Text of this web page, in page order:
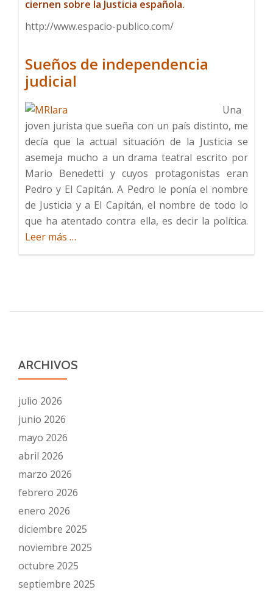
ciernen sobre la Justicia española.
http://www.espacio-publico.com/
Sueños de independencia
judicial
Una
joven jurista que sueña con un país distinto, me
decía que la actual situación de la Justicia se
asemeja mucho a un drama teatral escrito por
Mario Benedetti y cuyos protagonistas eran
Pedro y El Capitán. A Pedro le ponía el nombre
de Justicia y a El Capitán, el nombre de todo lo
que ha atentado contra ella, es decir la política.
Leer más Acerca
…
ARCHIVOS
julio 2026
junio 2026
mayo 2026
abril 2026
marzo 2026
febrero 2026
enero 2026
diciembre 2025
noviembre 2025
octubre 2025
septiembre 2025